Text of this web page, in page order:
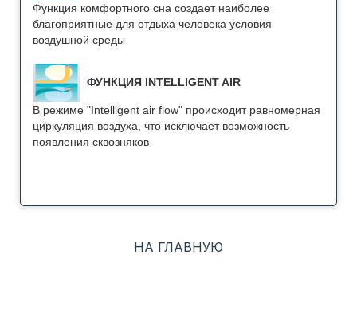
Функция комфортного сна создает наиболее
благоприятные для отдыха человека условия
воздушной среды
ФУНКЦИЯ INTELLIGENT AIR
В режиме "Intelligent air flow" происходит равномерная
циркуляция воздуха, что исключает возможность
появления сквозняков
НА ГЛАВНУЮ